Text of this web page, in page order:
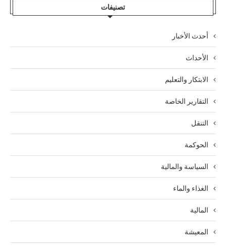
تصنيفات
أحدث الأخبار
الأحداث
الابتكار والتعليم
التقارير الخاصة
التنقل
الحوكمة
السياسة والمالية
الغذاء والماء
المالية
المعيشة